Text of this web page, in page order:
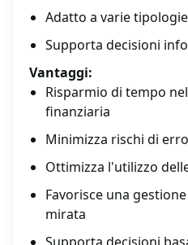
Adatto a varie
Supporta decisioni
Vantaggi:
Risparmio di tempo
finanziaria
Minimizza rischi di
Ottimizza l'utilizzo
Favorisce una
mirata